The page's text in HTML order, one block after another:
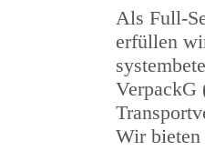
Als Full-
erfüllen
VerpackG
Wir bieten